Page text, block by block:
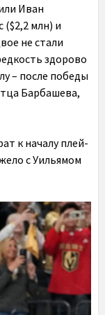
Иван
($2,2 млн) и
не стали
здорово
– после победы
Барбашева,
к началу плей-
с Уильямом